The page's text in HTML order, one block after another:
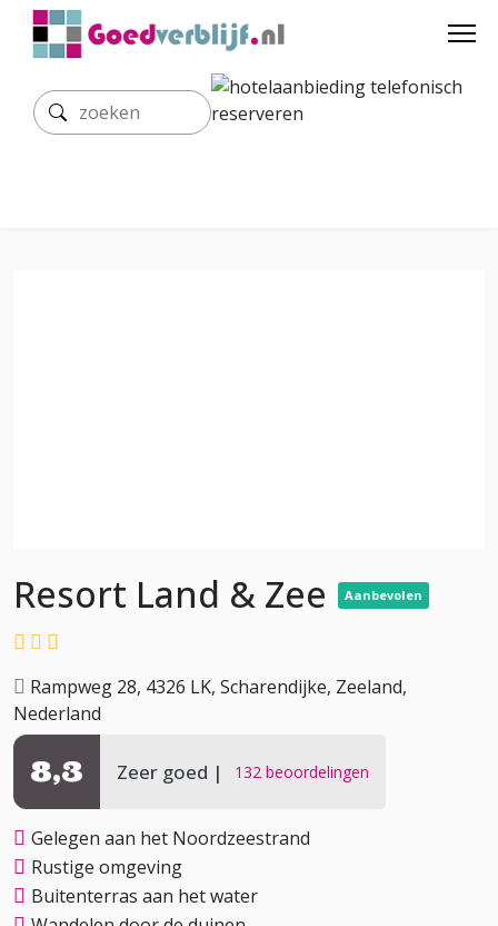
Resort Land & Zee Aanbevolen
Rampweg 28, 4326 LK, Scharendijke, Zeeland,
Nederland
Zeer goed 132 beoordelingen
8,3
Gelegen aan het Noordzeestrand
Rustige omgeving
Buitenterras aan het water